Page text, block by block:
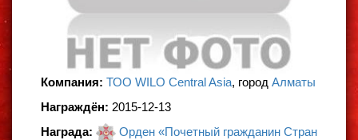
Компания: ТОО WILO Central Asia, город Алматы
Награждён: 2015-12-13
Награда:
Орден «Почетный гражданин Стран